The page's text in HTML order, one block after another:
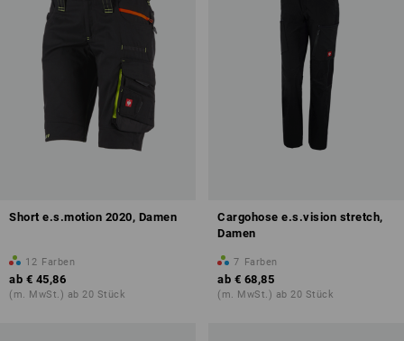
Short e.s.motion 2020, Damen
12 Farben
ab € 45,86
(m. MwSt.) ab 20 Stück
Cargohose e.s.vision stretch,
Damen
7 Farben
ab € 68,85
(m. MwSt.) ab 20 Stück